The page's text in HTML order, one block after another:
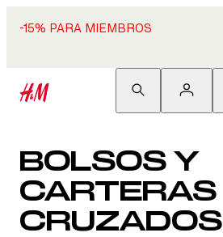
-15% PARA MIEMBROS
BOLSOS Y
CARTERAS
CRUZADOS